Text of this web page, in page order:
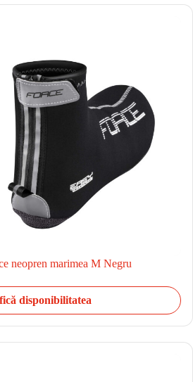
neopren marimea M Negru
disponibilitatea